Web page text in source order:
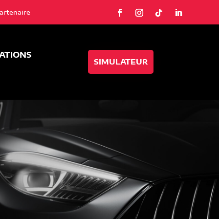
SIMULATEUR